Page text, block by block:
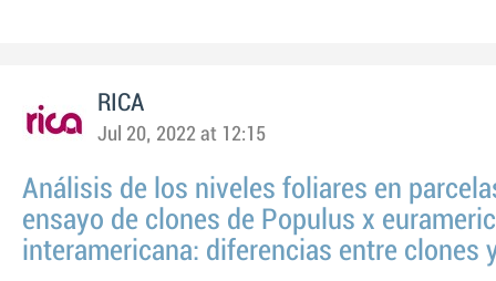
RICA
Jul 20, 2022 at 12:15
Análisis de los niveles foliares en
ensayo de clones de Populus x
interamericana: diferencias entre clones